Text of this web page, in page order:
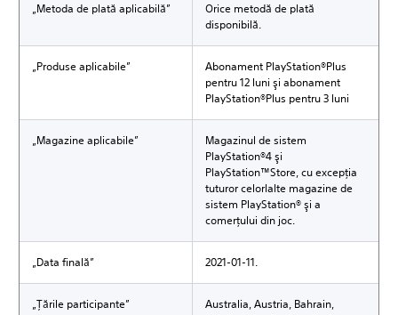
„Metoda de plată aplicabilă”
Orice metodă de plată
disponibilă.
„Produse aplicabile”
Abonament PlayStation®Plus
pentru 12 luni şi abonament
PlayStation®Plus pentru 3 luni
„Magazine aplicabile”
Magazinul de sistem
PlayStation®4 şi
PlayStation™Store, cu excepţia
tuturor celorlalte magazine de
sistem PlayStation® şi a
comerţului din joc.
„Data finală” 2021-01-11.
„Ţările participante”
Australia, Austria, Bahrain,